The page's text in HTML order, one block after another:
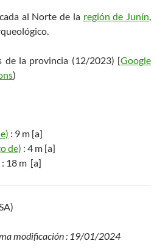
al Norte de la región de Junín,
de la provincia (12/2023) [Google
)
: 9 m [a]
de) : 4 m [a]
: 18 m [a]
modificación : 19/01/2024